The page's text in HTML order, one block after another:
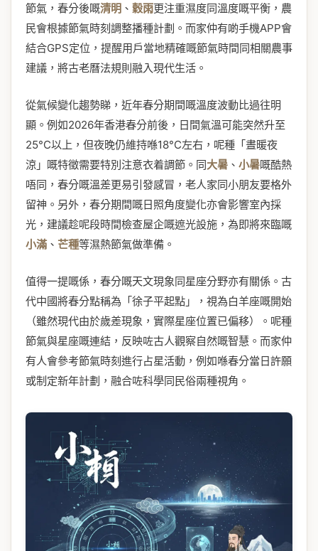
節氣，春分後嘅清明 、 穀雨更注重濕度同溫度嘅平衡，農
民會根據節氣時刻調整播種計劃。而家仲有啲手機APP會
結合GPS定位，提醒用戶當地精確嘅節氣時間同相關農事
建議，將古老曆法規則融入現代生活。
從氣候變化趨勢睇，近年春分期間嘅溫度波動比過往明
顯。例如2026年香港春分前後，日間氣溫可能突然升至
25°C以上，但夜晚仍維持喺18°C左右，呢種「晝暖夜
涼」嘅特徵需要特別注意衣着調節。同大暑 、 小暑嘅酷熱
唔同，春分嘅溫差更易引發感冒，老人家同小朋友要格外
留神。另外，春分期間嘅日照角度變化亦會影響室內採
光，建議趁呢段時間檢查屋企嘅遮光設施，為即將來臨嘅
小滿、 芒種等濕熱節氣做準備。
值得一提嘅係，春分嘅天文現象同星座分野亦有關係。古
代中國將春分點稱為「徐子平起點」，視為白羊座嘅開始
（雖然現代由於歲差現象，實際星座位置已偏移）。呢種
節氣與星座嘅連結，反映咗古人觀察自然嘅智慧。而家仲
有人會參考節氣時刻進行占星活動，例如喺春分當日許願
或制定新年計劃，融合咗科學同民俗兩種視角。